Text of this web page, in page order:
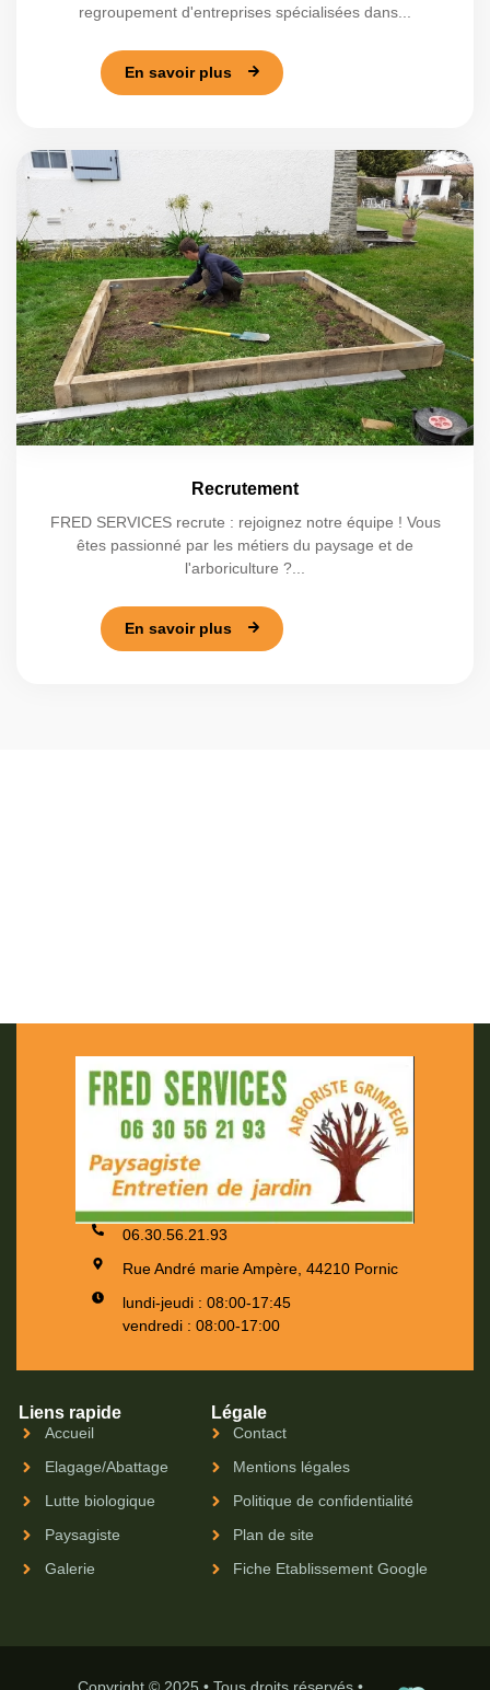
regroupement d'entreprises spécialisées dans...
En savoir plus
Recrutement
FRED SERVICES recrute : rejoignez notre équipe ! Vous
êtes passionné par les métiers du paysage et de
l'arboriculture ?...
En savoir plus
06.30.56.21.93
Rue André marie Ampère, 44210 Pornic
lundi-jeudi : 08:00-17:45
vendredi : 08:00-17:00
Liens rapide
Accueil
Elagage/Abattage
Lutte biologique
Paysagiste
Galerie
Légale
Contact
Mentions légales
Politique de confidentialité
Plan de site
Fiche Etablissement Google
Copyright © 2025 • Tous droits réservés •